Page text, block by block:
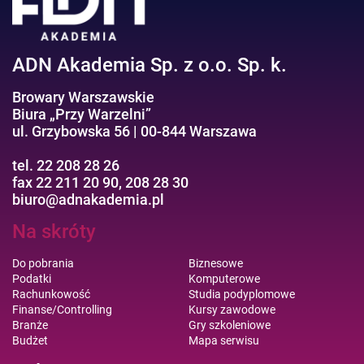
ADN Akademia Sp. z o.o. Sp. k.
Browary Warszawskie
Biura „Przy Warzelni”
ul. Grzybowska 56 | 00-844 Warszawa
tel. 22 208 28 26
fax 22 211 20 90, 208 28 30
biuro@adnakademia.pl
Na skróty
Do pobrania
Podatki
Rachunkowość
Finanse/Controlling
Branże
Budżet
Biznesowe
Komputerowe
Studia podyplomowe
Kursy zawodowe
Gry szkoleniowe
Mapa serwisu